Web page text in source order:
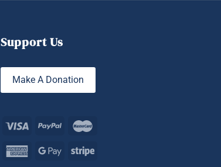
Support Us
Make A Donation